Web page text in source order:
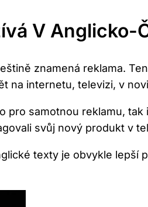
V Anglicko-
znamená reklama.
na internetu, televizi, v
pro samotnou reklamu,
svůj nový produkt v
texty je obvykle lepší